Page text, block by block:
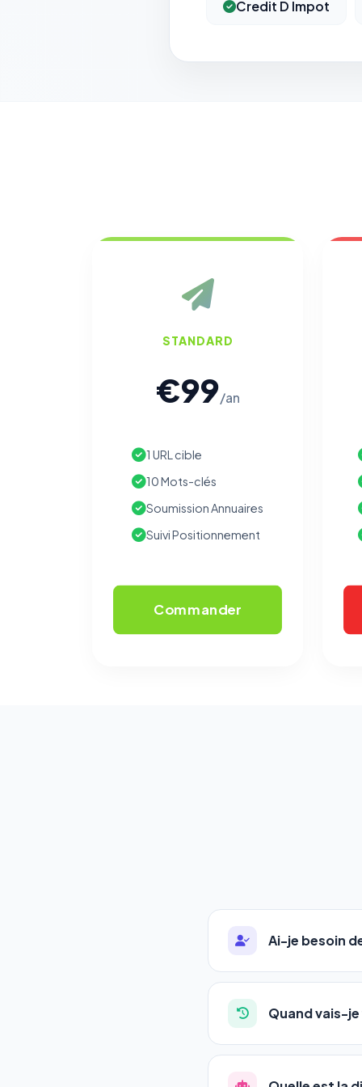
Credit D Impot
STANDARD
€99/an
1 URL cible
10 Mots-clés
Soumission Annuaires
Suivi Positionnement
Commander
Ai-je besoin
Absolument pas.
auto-entrepreneurs,
l'adresse de votre
Quand vais-
La plupart de nos